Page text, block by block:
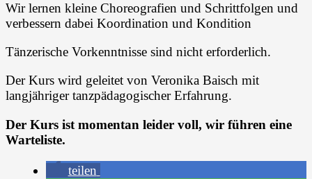
Wir lernen kleine Choreografien und Schrittfolgen und
verbessern dabei Koordination und Kondition
Tänzerische Vorkenntnisse sind nicht erforderlich.
Der Kurs wird geleitet von Veronika Baisch mit
langjähriger tanzpädagogischer Erfahrung.
Der Kurs ist momentan leider voll, wir führen eine
Warteliste.
teilen